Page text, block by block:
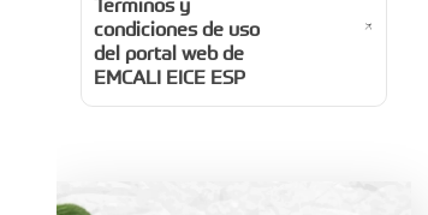
condiciones de uso
del portal web de
EMCALI EICE ESP